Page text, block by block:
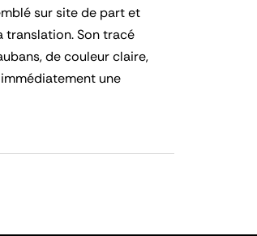
sur site de part et
translation. Son tracé
de couleur claire,
une